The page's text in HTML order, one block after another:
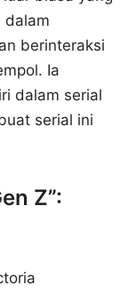
dalam
berinteraksi
Ia
dalam serial
serial ini
Z”: